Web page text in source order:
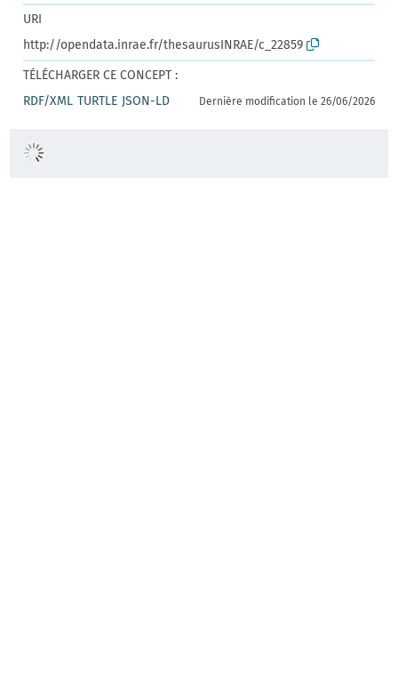
URI
http://opendata.inrae.fr/thesaurusINRAE/c_22859
TÉLÉCHARGER CE CONCEPT :
RDF/XML TURTLE JSON-LD Dernière modification le 26/06/2026